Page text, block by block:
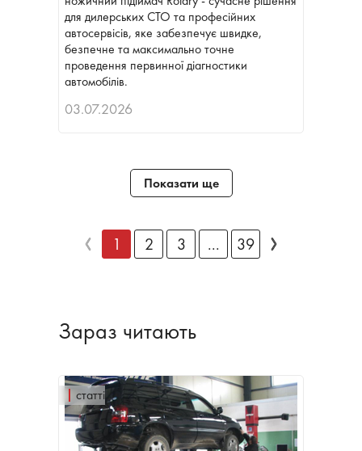
для дилерських СТО та професійних
автосервісів, яке забезпечує швидке,
безпечне та максимально точне
проведення первинної діагностики
автомобілів.
03.07.2026
Показати ще
1 2 3 ... 39
Зараз читають
статті